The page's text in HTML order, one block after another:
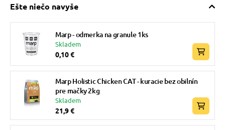
Ešte niečo navyše
Marp - odmerka na granule 1ks
Skladem
0,10 €
Marp Holistic Chicken CAT - kuracie bez obilnín
pre mačky 2kg
Skladem
21,9 €